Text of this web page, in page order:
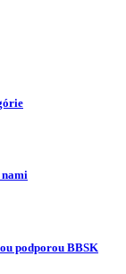
nami
podporou BBSK